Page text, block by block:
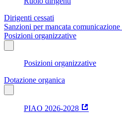
Dirigenti cessati
Sanzioni per mancata comunicazione
Posizioni organizzative
Posizioni organizzative
Dotazione organica
PIAO 2026-2028